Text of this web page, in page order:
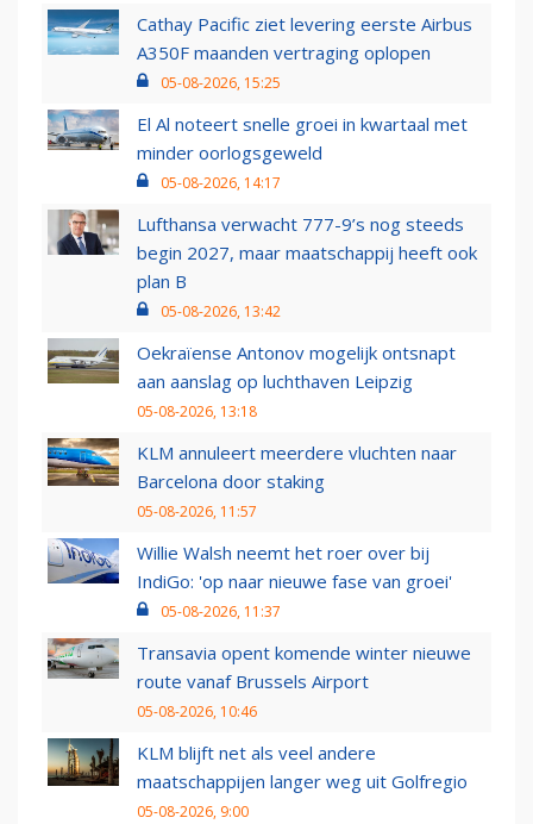
Cathay Pacific ziet levering eerste Airbus
A350F maanden vertraging oplopen
05-08-2026, 15:25
El Al noteert snelle groei in kwartaal met
minder oorlogsgeweld
05-08-2026, 14:17
Lufthansa verwacht 777-9’s nog steeds
begin 2027, maar maatschappij heeft ook
plan B
05-08-2026, 13:42
Oekraïense Antonov mogelijk ontsnapt
aan aanslag op luchthaven Leipzig
05-08-2026, 13:18
KLM annuleert meerdere vluchten naar
Barcelona door staking
05-08-2026, 11:57
Willie Walsh neemt het roer over bij
IndiGo: 'op naar nieuwe fase van groei'
05-08-2026, 11:37
Transavia opent komende winter nieuwe
route vanaf Brussels Airport
05-08-2026, 10:46
KLM blijft net als veel andere
maatschappijen langer weg uit Golfregio
05-08-2026, 9:00